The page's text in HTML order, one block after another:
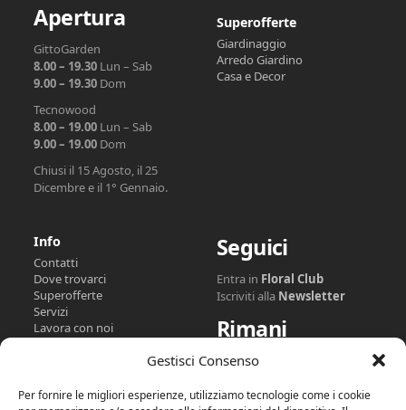
Gestisci Consenso
Per fornire le migliori esperienze, utilizziamo tecnologie come i cookie
Apertura
GittoGarden
8.00 – 19.30 Lun – Sab
9.00 – 19.30 Dom
Tecnowood
8.00 – 19.00 Lun – Sab
9.00 – 19.00 Dom
Chiusi il 15 Agosto, il 25
Dicembre e il 1° Gennaio.
Superofferte
Giardinaggio
Arredo Giardino
Casa e Decor
Info
Contatti
Dove trovarci
Superofferte
Servizi
Lavora con noi
Seguici
Entra in Floral Club
Iscriviti alla Newsletter
Rimani
Collegato
FacebookInstagram
Tiktok